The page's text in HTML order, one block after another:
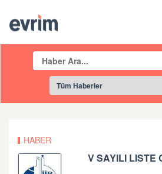
HABER